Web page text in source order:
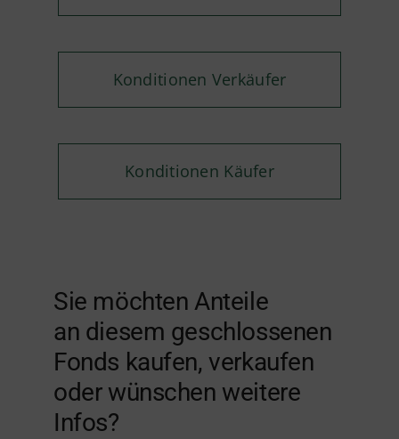
Konditionen Verkäufer
Konditionen Käufer
Sie möchten Anteile
an diesem geschlossenen
Fonds kaufen, verkaufen
oder wünschen weitere
Infos?